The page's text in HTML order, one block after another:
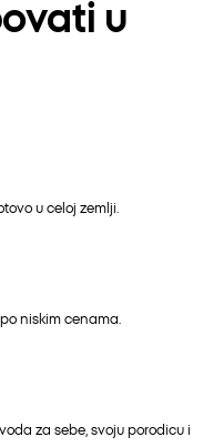
u
u celoj zemlji.
niskim cenama.
za sebe, svoju porodicu i